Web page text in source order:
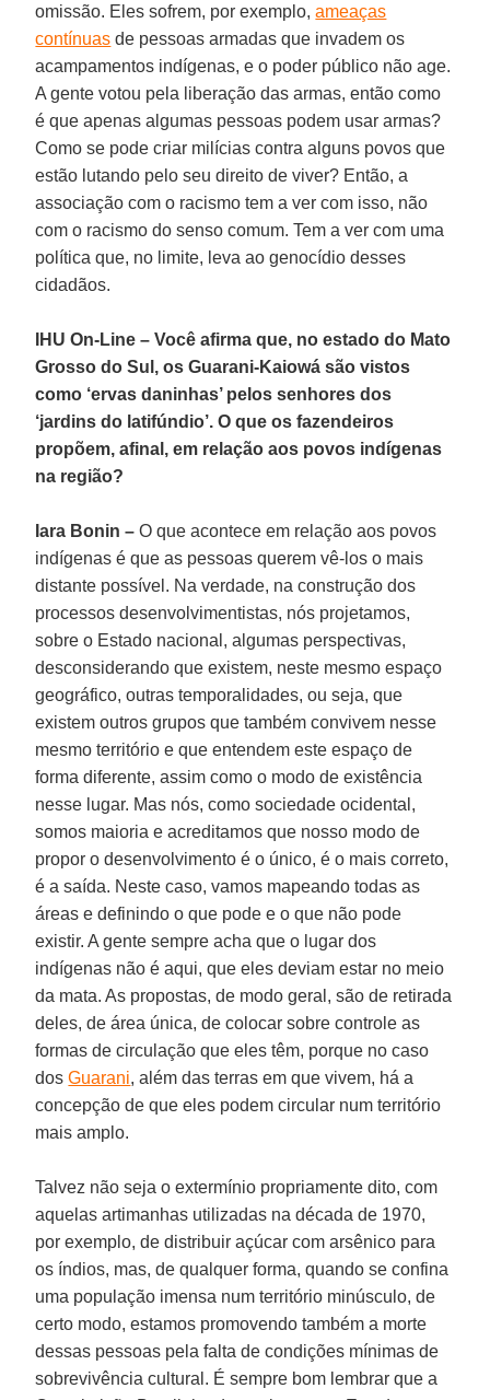
omissão. Eles sofrem, por exemplo,ameaças
contínuas de pessoas armadas que invadem os
acampamentos indígenas, e o poder público não age.
A gente votou pela liberação das armas, então como
é que apenas algumas pessoas podem usar armas?
Como se pode criar milícias contra alguns povos que
estão lutando pelo seu direito de viver? Então, a
associação com o racismo tem a ver com isso, não
com o racismo do senso comum. Tem a ver com uma
política que, no limite, leva ao genocídio desses
cidadãos.
IHU On-Line – Você afirma que, no estado do Mato
Grosso do Sul, os Guarani-Kaiowá são vistos
como ‘ervas daninhas’ pelos senhores dos
‘jardins do latifúndio’. O que os fazendeiros
propõem, afinal, em relação aos povos indígenas
na região?
Iara Bonin – O que acontece em relação aos povos
indígenas é que as pessoas querem vê-los o mais
distante possível. Na verdade, na construção dos
processos desenvolvimentistas, nós projetamos,
sobre o Estado nacional, algumas perspectivas,
desconsiderando que existem, neste mesmo espaço
geográfico, outras temporalidades, ou seja, que
existem outros grupos que também convivem nesse
mesmo território e que entendem este espaço de
forma diferente, assim como o modo de existência
nesse lugar. Mas nós, como sociedade ocidental,
somos maioria e acreditamos que nosso modo de
propor o desenvolvimento é o único, é o mais correto,
é a saída. Neste caso, vamos mapeando todas as
áreas e definindo o que pode e o que não pode
existir. A gente sempre acha que o lugar dos
indígenas não é aqui, que eles deviam estar no meio
da mata. As propostas, de modo geral, são de retirada
deles, de área única, de colocar sobre controle as
formas de circulação que eles têm, porque no caso
dosGuarani, além das terras em que vivem, há a
concepção de que eles podem circular num território
mais amplo.
Talvez não seja o extermínio propriamente dito, com
aquelas artimanhas utilizadas na década de 1970,
por exemplo, de distribuir açúcar com arsênico para
os índios, mas, de qualquer forma, quando se confina
uma população imensa num território minúsculo, de
certo modo, estamos promovendo também a morte
dessas pessoas pela falta de condições mínimas de
sobrevivência cultural. É sempre bom lembrar que a